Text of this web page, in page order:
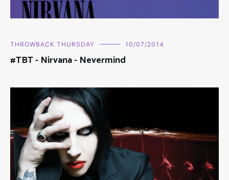
THROWBACK THURSDAY 10/07/2014
#TBT - Nirvana - Nevermind